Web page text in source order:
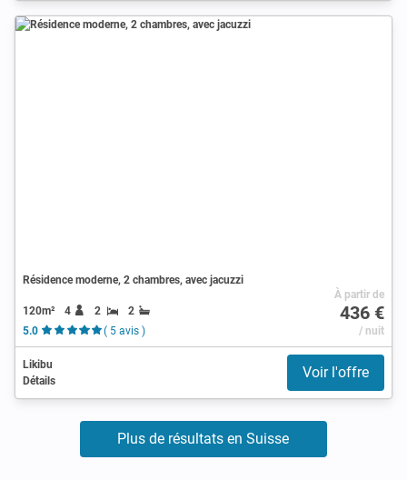
Résidence moderne, 2 chambres, avec jacuzzi
120m² 4 2
2
5.0
( 5 avis )
À partir de
436 €
/ nuit
Likibu
Détails
Voir l'offre
Plus de résultats en Suisse